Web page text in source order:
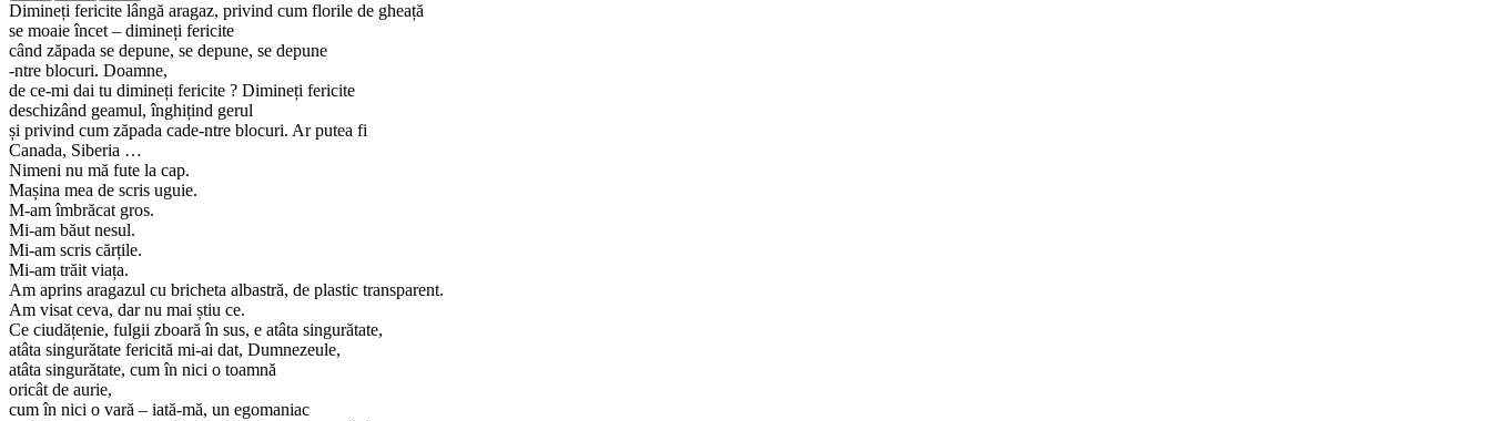
Dimineți fericite lângă aragaz, privind cum florile de gheață
se moaie încet – dimineți fericite
când zăpada se depune, se depune, se depune
-ntre blocuri. Doamne,
de ce-mi dai tu dimineți fericite ? Dimineți fericite
deschizând geamul, înghițind gerul
și privind cum zăpada cade-ntre blocuri. Ar putea fi
Canada, Siberia …
Nimeni nu mă fute la cap.
Mașina mea de scris uguie.
M-am îmbrăcat gros.
Mi-am băut nesul.
Mi-am scris cărțile.
Mi-am trăit viața.
Am aprins aragazul cu bricheta albastră, de plastic transparent.
Am visat ceva, dar nu mai știu ce.
Ce ciudățenie, fulgii zboară în sus, e atâta singurătate,
atâta singurătate fericită mi-ai dat, Dumnezeule,
atâta singurătate, cum în nici o toamnă
oricât de aurie,
cum în nici o vară – iată-mă, un egomaniac